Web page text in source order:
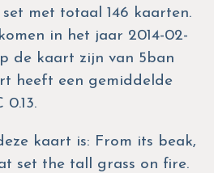
met totaal 146 kaarten.
in het jaar 2014-02-
de kaart zijn van 5ban
heeft een gemiddelde
kaart is: From its beak,
set the tall grass on fire.